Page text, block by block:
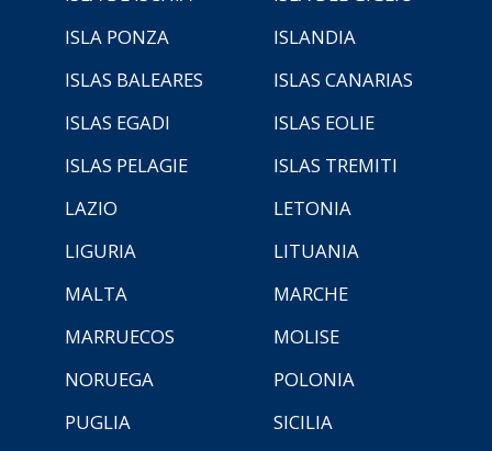
ISLA PONZA
ISLANDIA
ISLAS BALEARES
ISLAS CANARIAS
ISLAS EGADI
ISLAS EOLIE
ISLAS PELAGIE
ISLAS TREMITI
LAZIO
LETONIA
LIGURIA
LITUANIA
MALTA
MARCHE
MARRUECOS
MOLISE
NORUEGA
POLONIA
PUGLIA
SICILIA